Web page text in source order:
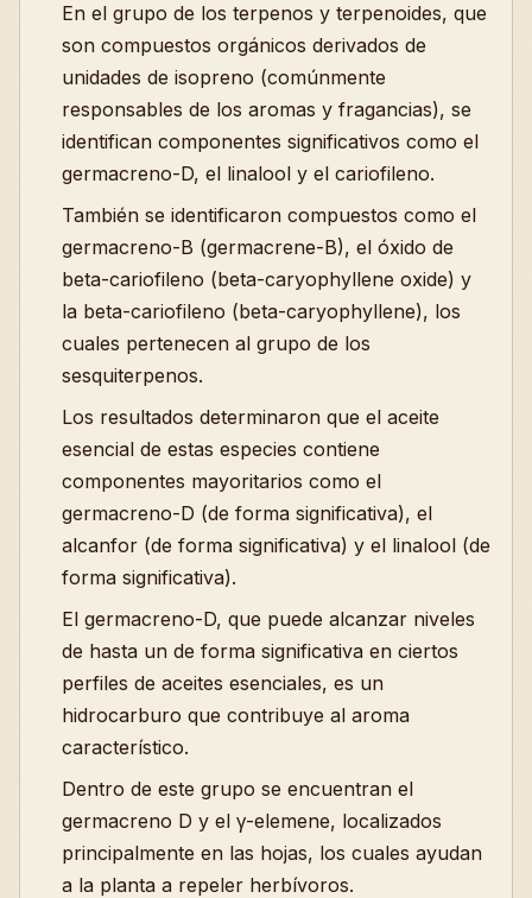
En el grupo de los terpenos y terpenoides, que
son compuestos orgánicos derivados de
unidades de isopreno (comúnmente
responsables de los aromas y fragancias), se
identifican componentes significativos como el
germacreno-D, el linalool y el cariofileno.
También se identificaron compuestos como el
germacreno-B (germacrene-B), el óxido de
beta-cariofileno (beta-caryophyllene oxide) y
la beta-cariofileno (beta-caryophyllene), los
cuales pertenecen al grupo de los
sesquiterpenos.
Los resultados determinaron que el aceite
esencial de estas especies contiene
componentes mayoritarios como el
germacreno-D (de forma significativa), el
alcanfor (de forma significativa) y el linalool (de
forma significativa).
El germacreno-D, que puede alcanzar niveles
de hasta un de forma significativa en ciertos
perfiles de aceites esenciales, es un
hidrocarburo que contribuye al aroma
característico.
Dentro de este grupo se encuentran el
germacreno D y el γ-elemene, localizados
principalmente en las hojas, los cuales ayudan
a la planta a repeler herbívoros.